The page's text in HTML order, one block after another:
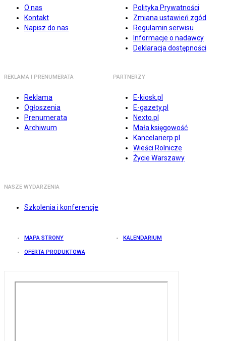
O nas
Kontakt
Napisz do nas
Polityka Prywatności
Zmiana ustawień zgód
Regulamin serwisu
Informacje o nadawcy
Deklaracja dostępności
REKLAMA I PRENUMERATA
Reklama
Ogłoszenia
Prenumerata
Archiwum
PARTNERZY
E-kiosk.pl
E-gazety.pl
Nexto.pl
Mała księgowość
Kancelarierp.pl
Wieści Rolnicze
Życie Warszawy
NASZE WYDARZENIA
Szkolenia i konferencje
MAPA STRONY KALENDARIUM
OFERTA PRODUKTOWA